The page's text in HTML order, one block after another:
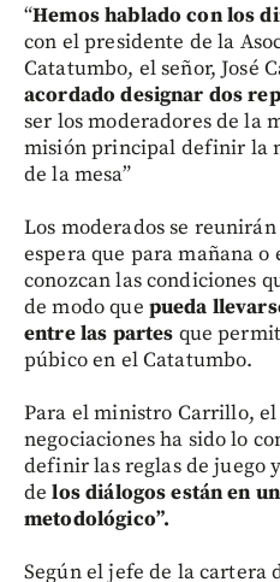
“Hemos hablado con los
con el presidente de la
Catatumbo, el señor, José
acordado designar dos
ser los moderadores de la
misión principal definir la
de la mesa”
Los moderados se
espera que para mañana o
conozcan las condiciones
de modo que pueda
entre las partes que
púbico en el Catatumbo.
Para el ministro Carrillo,
negociaciones ha sido lo
definir las reglas de juego
delos diálogos están en
metodológico”.
Según el jefe de la cartera